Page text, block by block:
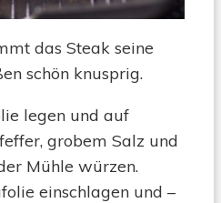
das Steak seine
schön knusprig.
legen und auf
grobem Salz und
Mühle würzen.
einschlagen und –